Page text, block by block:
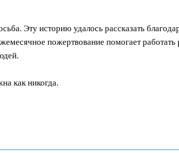
Эту историю удалось рассказать
пожертвование помогает работать
как никогда.